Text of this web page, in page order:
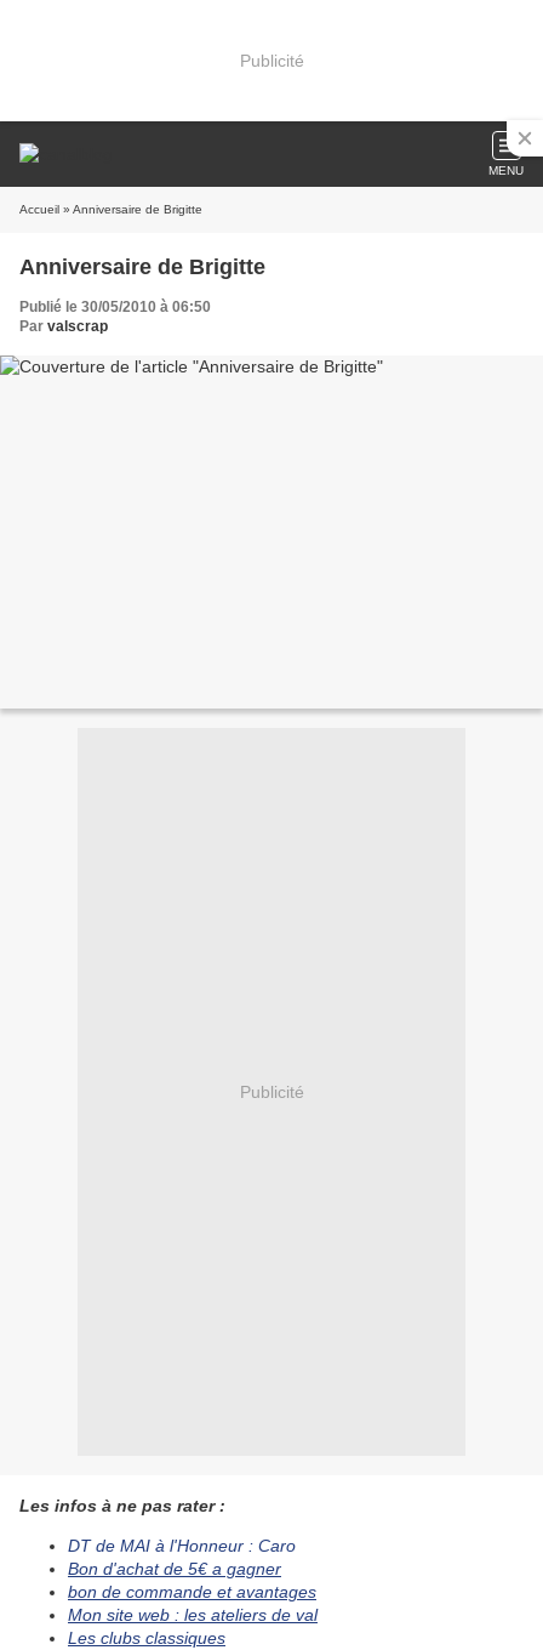
Publicité
MENU
Accueil » Anniversaire de Brigitte
Anniversaire de Brigitte
Publié le 30/05/2010 à 06:50
Par valscrap
Publicité
Les infos à ne pas rater :
DT de MAI à l'Honneur : Caro
Bon d'achat de 5€ a gagner
bon de commande et avantages
Mon site web : les ateliers de val
Les clubs classiques